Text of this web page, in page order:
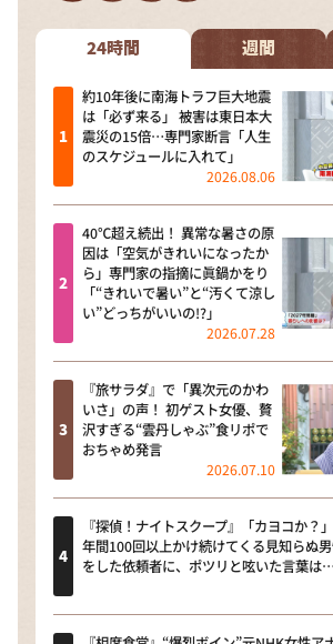
24時間 週間
約10年後に南海トラフ巨大地震
は「必ず来る」 被害は東日本大
震災の15倍…専門家断言「人生
のスケジュールに入れて」
2026.08.06
40℃超え続出！ 異常な暑さの原
因は「空気がきれいになったか
ら」専門家の指摘に眞鍋かをり
「“きれいで暑い”と“汚くて涼し
い”どっちがいいの!?」
2026.07.28
『旅サラダ』で「異次元のかわ
いさ」の声！ 初ゲスト女優、贅
沢すぎる“雲丹しゃぶ”食リポで
おちゃめ発言
2026.07.10
『探偵！ナイトスクープ』「カヨコか？
年間100回以上かけ続けてくる見知らぬ
をした依頼者に、ポツリと呟いた言葉は…